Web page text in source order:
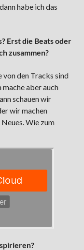
habe ich das
Erst die Beats oder
zusammen?
von den Tracks sind
mache aber auch
schauen wir
wir machen
Wie zum